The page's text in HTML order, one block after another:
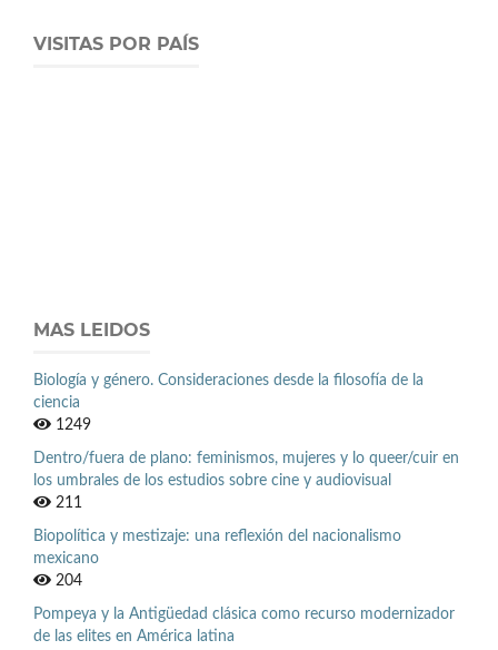
VISITAS POR PAÍS
MAS LEIDOS
Biología y género. Consideraciones desde la filosofía de la
ciencia
1249
Dentro/fuera de plano: feminismos, mujeres y lo queer/cuir en
los umbrales de los estudios sobre cine y audiovisual
211
Biopolítica y mestizaje: una reflexión del nacionalismo
mexicano
204
Pompeya y la Antigüedad clásica como recurso modernizador
de las elites en América latina